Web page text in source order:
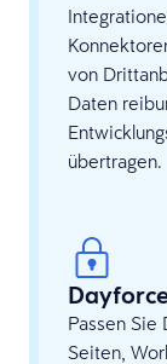
von
Daten
übertragen.
Passen
Seiten,